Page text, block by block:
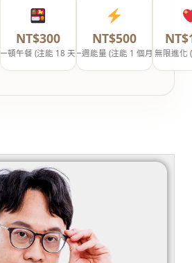
NT$300
一頓午餐 (注能 18 天)
NT$500
一週能量 (注能 1 個月)無限進化